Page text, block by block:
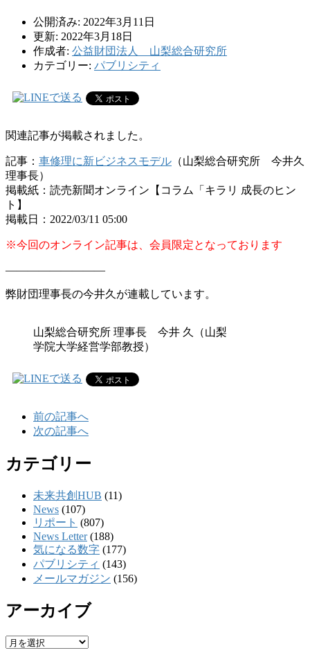
公開済み: 2022年3月11日
更新: 2022年3月18日
作成者: 公益財団法人 山梨総合研究所
カテゴリー: パブリシティ
関連記事が掲載されました。
記事： 車修理に新ビジネスモデル （山梨総合研究所 今井久
理事長）
掲載紙：読売新聞オンライン【コラム「キラリ 成長のヒン
ト】
掲載日：2022/03/11 05:00
※今回のオンライン記事は、会員限定となっております
—————————
弊財団理事長の今井久が連載しています。
山梨総合研究所 理事長 今井 久（山梨
学院大学経営学部教授）
前の記事へ
次の記事へ
カテゴリー
未来共創HUB (11)
News (107)
リポート (807)
News Letter(188)
気になる数字 (177)
パブリシティ (143)
メールマガジン (156)
アーカイブ
ア